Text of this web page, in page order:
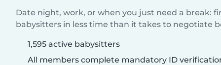
Date night, work, or when you just need a break:
babysitters in less time than it takes to negotiate
1,595 active babysitters
All members complete mandatory ID